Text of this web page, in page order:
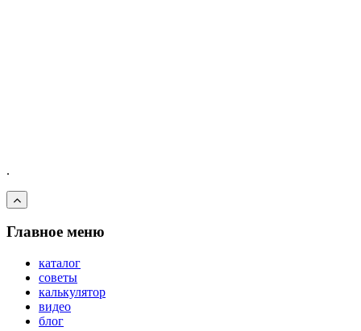
.
Главное меню
каталог
советы
калькулятор
видео
блог